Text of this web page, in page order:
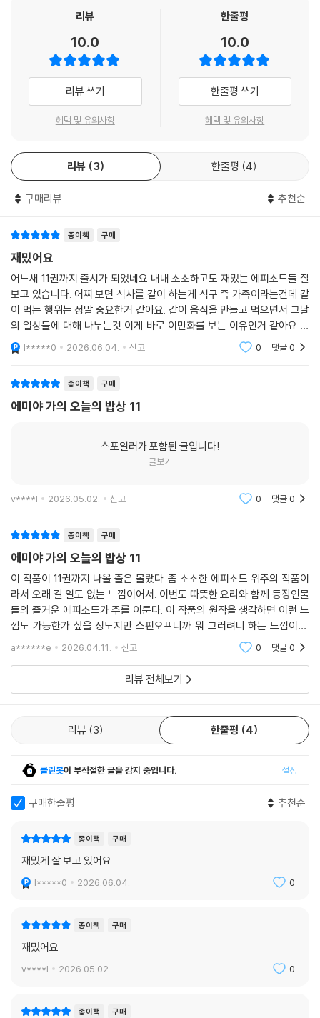
리뷰
10.0
리뷰 쓰기
혜택 및 유의사항
한줄평
10.0
한줄평 쓰기
혜택 및 유의사항
리뷰 3 한줄평 4
구매리뷰 추천순
종이책 구매
재밌어요
어느새 11권까지 출시가 되었네요 내내 소소하고도 재밌는 에피소드들 잘
보고 있습니다. 어찌 보면 식사를 같이 하는게 식구 즉 가족이라는건데 같
이 먹는 행위는 정말 중요한거 같아요. 같이 음식을 만들고 먹으면서 그날
의 일상들에 대해 나누는것 이게 바로 이만화를 보는 이유인거 같아요 재
밌어요l*****0 2026.06.04. 신고 0 댓글0
종이책 구매
에미야 가의 오늘의 밥상 11
스포일러가 포함된 글입니다!
글보기
v****l 2026.05.02. 신고 0 댓글0
종이책 구매
에미야 가의 오늘의 밥상 11
이 작품이 11권까지 나올 줄은 몰랐다. 좀 소소한 에피소드 위주의 작품이
라서 오래 갈 일도 없는 느낌이어서. 이번도 따뜻한 요리와 함께 등장인물
들의 즐거운 에피소드가 주를 이룬다. 이 작품의 원작을 생각하면 이런 느
낌도 가능한가 싶을 정도지만 스핀오프니까 뭐 그러려니 하는 느낌이다.
이러한 작품을 좋아하는 분에게는 작화도 안정적이고 재밌으니 추천한다.
a******e 2026.04.11. 신고 0 댓글0
리뷰 전체보기
리뷰 3 한줄평 4
클린봇이 부적절한 글을 감지 중입니다. 설정
구매한줄평 추천순
종이책 구매
재밌게 잘 보고 있어요
l*****0 2026.06.04. 0
종이책 구매
재밌어요
v****l 2026.05.02. 0
종이책 구매